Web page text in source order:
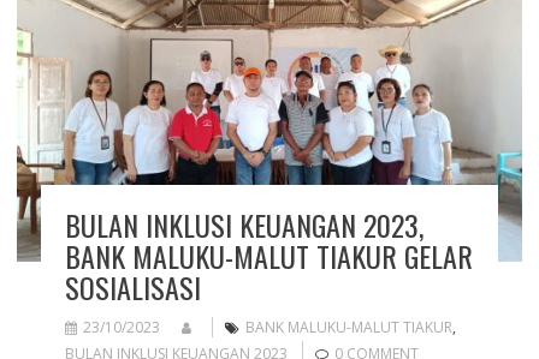
BULAN INKLUSI KEUANGAN 2023,
BANK MALUKU-MALUT TIAKUR GELAR
SOSIALISASI
23/10/2023 BANK MALUKU-MALUT TIAKUR,
BULAN INKLUSI KEUANGAN 2023
0 COMMENT